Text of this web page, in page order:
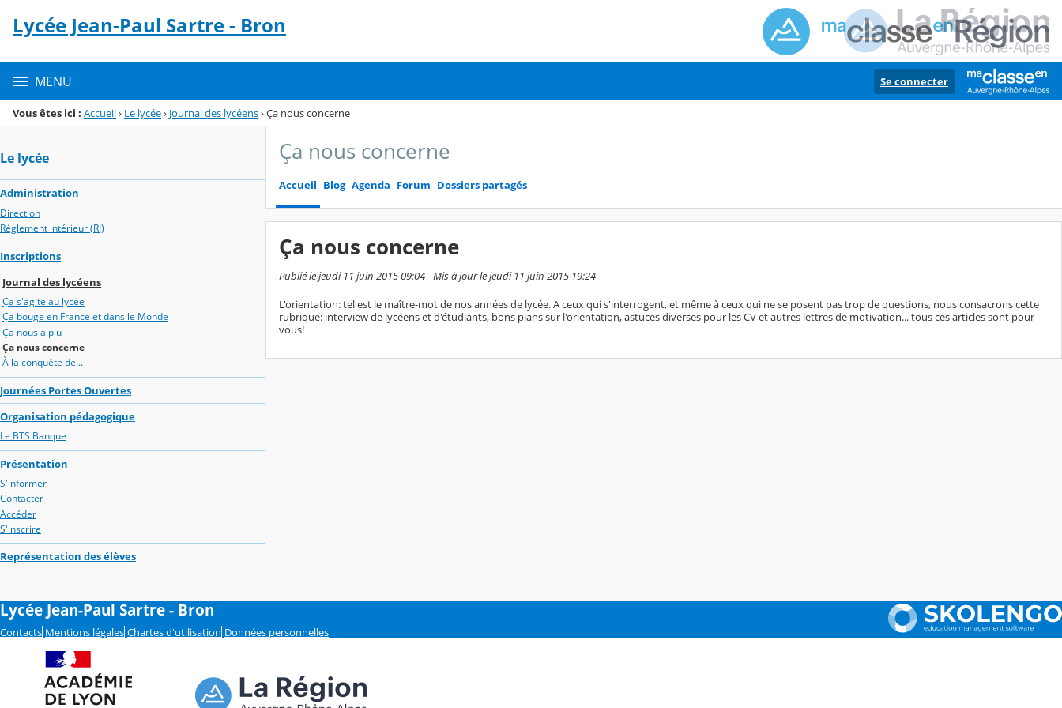
Menu de la rubrique
Contenu
Lycée Jean-Paul Sartre - Bron
MENU Se connecter
Vous êtes ici : Accueil› Le lycée› Journal des lycéens›Ça nous concerne
Le lycée
Administration
Direction
Réglement intérieur (RI)
Inscriptions
Journal des lycéens
Ça s'agite au lycée
Ça bouge en France et dans le Monde
Ça nous a plu
Ça nous concerne
À la conquête de...
Journées Portes Ouvertes
Organisation pédagogique
Le BTS Banque
Présentation
S'informer
Contacter
Accéder
S'inscrire
Représentation des élèves
Ça nous concerne
Accueil Blog Agenda Forum Dossiers partagés
Ça nous concerne
Publié le jeudi 11 juin 2015 09:04 - Mis à jour le jeudi 11 juin 2015 19:24
L'orientation: tel est le maître-mot de nos années de lycée. A ceux qui s'interrogent, et même à ceux qui ne se posent pas trop de questions, nous consacrons cette
rubrique: interview de lycéens et d'étudiants, bons plans sur l'orientation, astuces diverses pour les CV et autres lettres de motivation... tous ces articles sont pour
vous!
Lycée Jean-Paul Sartre - Bron
Contacts Mentions légales Chartes d'utilisation Données personnelles